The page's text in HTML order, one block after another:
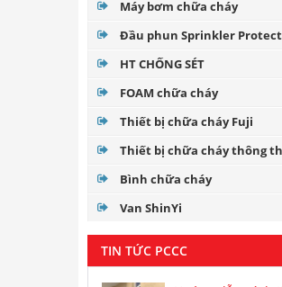
Máy bơm chữa cháy
Đầu phun Sprinkler
HT CHỐNG SÉT
FOAM chữa cháy
Thiết bị chữa cháy Fuji
Thiết bị chữa cháy thông
Bình chữa cháy
Van ShinYi
TIN TỨC PCCC